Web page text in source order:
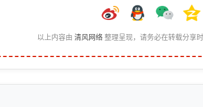
以上内容由 清风网络 整理呈现，请务必在转载分享